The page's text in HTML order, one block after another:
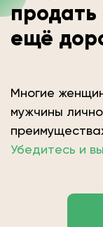
продать
ещё
Многие
мужчины
Убедитесь и